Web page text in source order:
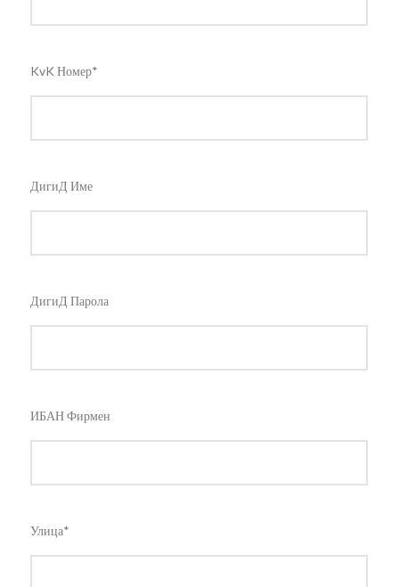
KvK Номер*
ДигиД Име
ДигиД Парола
ИБАН Фирмен
Улица*